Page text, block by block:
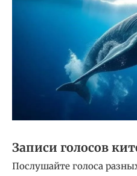
Записи голосов
Послушайте голоса